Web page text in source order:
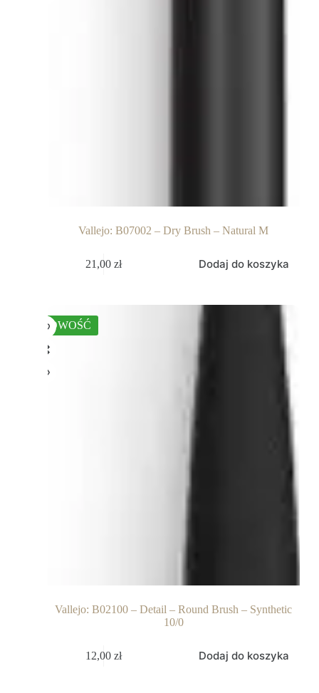
Vallejo: B07002 – Dry Brush – Natural M
21,00 zł Dodaj do koszyka
NOWOŚĆ
Vallejo: B02100 – Detail – Round Brush – Synthetic
10/0
12,00 zł Dodaj do koszyka